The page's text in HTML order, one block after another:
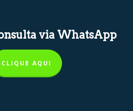
via WhatsApp
CLIQUE AQUI